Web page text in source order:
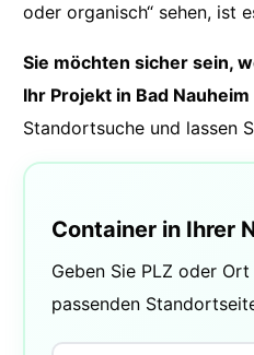
oder organisch“ sehen, ist
Sie möchten sicher sein,
Ihr Projekt in Bad
Standortsuche und lassen
Container in Ihrer
Geben Sie PLZ oder
passenden